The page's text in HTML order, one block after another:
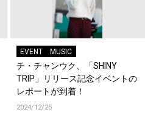
EVENT MUSIC
チ・チャンウク、「SHINY
TRIP」リリース記念イベントの
レポートが到着！
2024/12/25